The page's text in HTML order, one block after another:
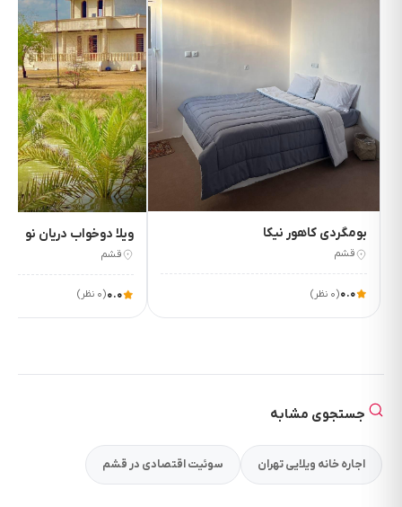
بومگردی کاهور نیکا
قشم
۰.۰(۰ نظر)
۲٬۵۰۰٬۰۰۰ت/شب
ویلا دوخواب دریان نو
قشم
۰.۰(۰ نظر)
جستجوی مشابه
اجاره خانه ویلایی تهران سوئیت اقتصادی در قشم